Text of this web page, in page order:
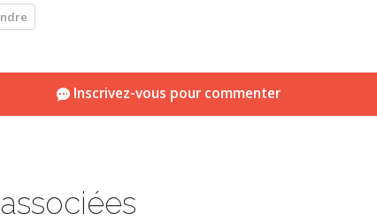
Inscrivez-vous pour commenter